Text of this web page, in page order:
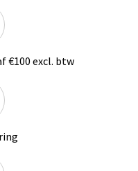
€100 excl. btw